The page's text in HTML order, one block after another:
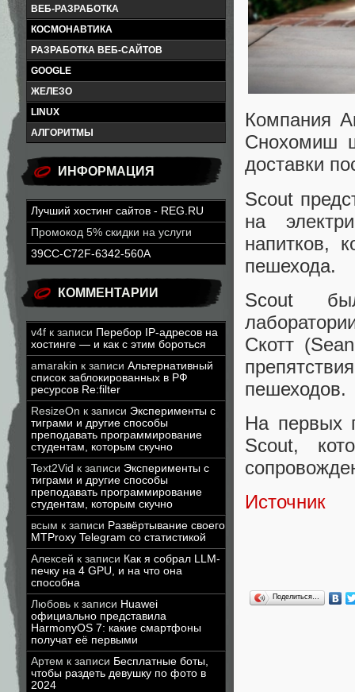
ВЕБ-РАЗРАБОТКА
КОСМОНАВТИКА
РАЗРАБОТКА ВЕБ-САЙТОВ
GOOGLE
ЖЕЛЕЗО
LINUX
АЛГОРИТМЫ
ИНФОРМАЦИЯ
Лучший хостинг сайтов - REG.RU
Промокод 5% скидки на услуги
39CC-C72F-6342-560A
КОММЕНТАРИИ
v4f к записи Перебор IP-адресов на
хостинге — и как с этим бороться
amarakin к записи Альтернативный
список заблокированных в РФ
ресурсов Re:filter
ResizeOn к записи Эксперименты с
тиграми и другие способы
преподавать программирование
студентам, которым скучно
Text2Vid к записи Эксперименты с
тиграми и другие способы
преподавать программирование
студентам, которым скучно
всым к записи Развёртывание своего
MTProxy Telegram со статистикой
Алексей к записи Как я собрал LLM-
печку на 4 GPU, и на что она
способна
Любовь к записи Huawei
официально представила
HarmonyOS 7: какие смартфоны
получат её первыми
Артем к записи Бесплатные боты,
чтобы раздеть девушку по фото в
2024
Компания
Снохомиш
доставки
Scout
на
напитков,
пешехода.
Scout
Скотт
пешеходов.
На первых
Scout,
Источник
Поделиться…